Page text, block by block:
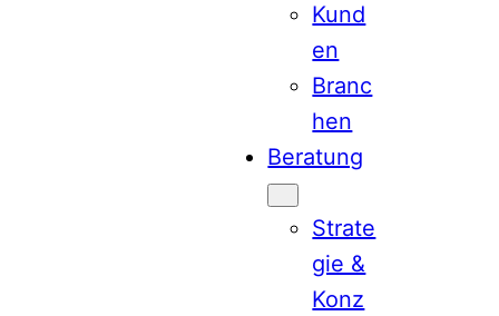
Kund
en
Branc
hen
Beratung
Strate
gie &
Konz